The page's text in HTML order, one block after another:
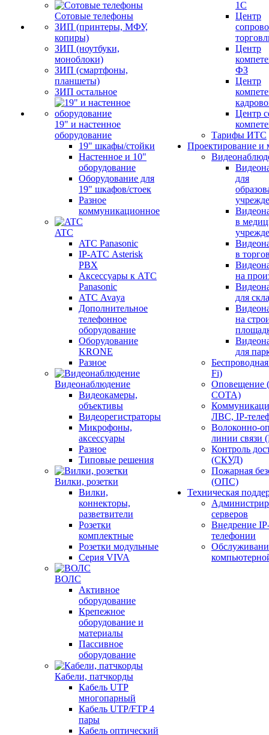
Сотовые телефоны
ЗИП (принтеры, МФУ,
копиры)
ЗИП (ноутбуки,
моноблоки)
ЗИП (смартфоны,
планшеты)
ЗИП остальное
19" и настенное
оборудование
19" шкафы/стойки
Настенное и 10"
оборудование
Оборудование для
19" шкафов/стоек
Разное
коммуникационное
ATC
ATC Panasonic
IP-АТС Asterisk
PBX
Аксессуары к АТС
Panasonic
АТС Avaya
Дополнительное
телефонное
оборудование
Оборудование
KRONE
Разное
Видеонаблюдение
Видеокамеры,
объективы
Видеорегистраторы
Микрофоны,
аксессуары
Разное
Типовые решения
Вилки, розетки
Вилки,
коннекторы,
разветвители
Розетки
комплектные
Розетки модульные
Серия VIVA
ВОЛС
Активное
оборудование
Крепежное
оборудование и
материалы
Пассивное
оборудование
Кабели, патчкорды
Кабель UTP
многопарный
Кабель UTP/FTP 4
пары
Кабель оптический
1С
Центр
Центр
ФЗ
Центр
Центр
Тарифы ИТС
Проектирование и
для
в
в
на
для
на
для
Fi)
СОТА)
ЛВС, IP-
Волоконно-
линии
Контроль
(СКУД)
Пожарная
(ОПС)
Техническая
серверов
Внедрение
телефонии